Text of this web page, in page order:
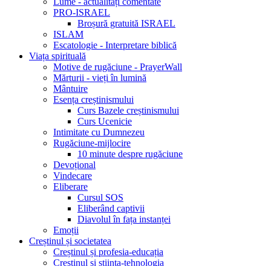
PRO-ISRAEL
Broșură gratuită ISRAEL
ISLAM
Escatologie - Interpretare biblică
Viața spirituală
Motive de rugăciune - PrayerWall
Mărturii - vieți în lumină
Mântuire
Esența creștinismului
Curs Bazele creștinismului
Curs Ucenicie
Intimitate cu Dumnezeu
Rugăciune-mijlocire
10 minute despre rugăciune
Devoțional
Vindecare
Eliberare
Cursul SOS
Eliberând captivii
Diavolul în fața instanței
Emoții
Creștinul și societatea
Creștinul și profesia-educația
Creștinul și știința-tehnologia